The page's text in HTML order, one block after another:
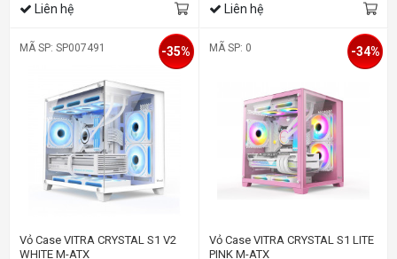
Liên hệ Liên hệ
MÃ SP: SP007491
Vỏ Case VITRA CRYSTAL S1 V2
WHITE M-ATX
-35% MÃ SP: 0
Vỏ Case VITRA CRYSTAL S1 LITE
PINK M-ATX
-34%